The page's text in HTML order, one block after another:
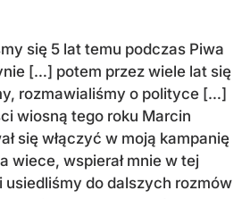
się 5 lat temu podczas Piwa
[…] potem przez wiele lat się
rozmawialiśmy o polityce […]
wiosną tego roku Marcin
się włączyć w moją kampanię
wiece, wspierał mnie w tej
usiedliśmy do dalszych rozmów